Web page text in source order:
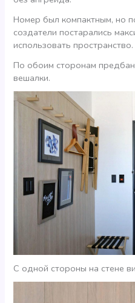
Номер был компактным, но
создатели постарались
использовать пространство.
По обоим сторонам
вешалки.
С одной стороны на стене